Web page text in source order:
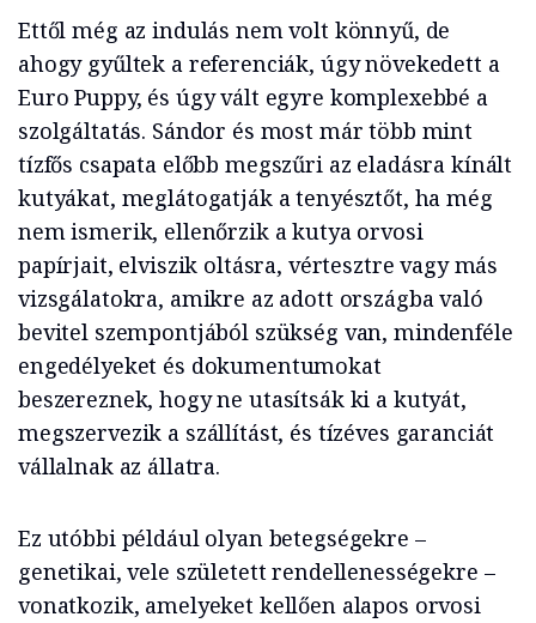
Ettől még az indulás nem volt könnyű, de
ahogy gyűltek a referenciák, úgy növekedett a
Euro Puppy, és úgy vált egyre komplexebbé a
szolgáltatás. Sándor és most már több mint
tízfős csapata előbb megszűri az eladásra kínált
kutyákat, meglátogatják a tenyésztőt, ha még
nem ismerik, ellenőrzik a kutya orvosi
papírjait, elviszik oltásra, vértesztre vagy más
vizsgálatokra, amikre az adott országba való
bevitel szempontjából szükség van, mindenféle
engedélyeket és dokumentumokat
beszereznek, hogy ne utasítsák ki a kutyát,
megszervezik a szállítást, és tízéves garanciát
vállalnak az állatra.
Ez utóbbi például olyan betegségekre –
genetikai, vele született rendellenességekre –
vonatkozik, amelyeket kellően alapos orvosi